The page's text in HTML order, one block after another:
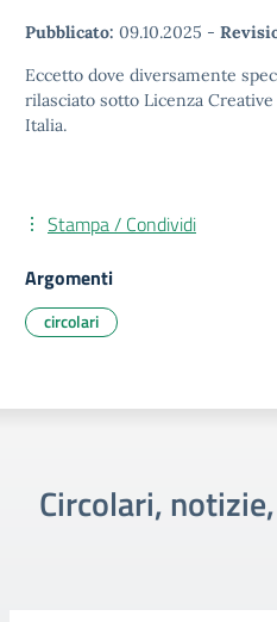
Pubblicato: 09.10.2025 -
Eccetto dove diversamente
rilasciato sotto Licenza
Italia.
Stampa / Condividi
Argomenti
circolari
Circolari,